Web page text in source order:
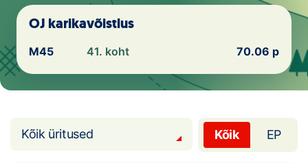
Telli litsents!
Loha
EOL
OJ karikavõistlus
M45 41. koht 70.06 p
Kõik üritused Kõik EP